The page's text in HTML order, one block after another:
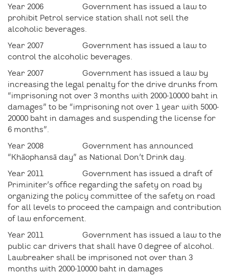
Year 2006 Government has issued a law to
prohibit Petrol service station shall not sell the
alcoholic beverages.
Year 2007 Government has issued a law to
control the alcoholic beverages.
Year 2007 Government has issued a law by
increasing the legal penalty for the drive drunks from
“imprisoning not over 3 months with 2000-10000 baht in
damages” to be “imprisoning not over 1 year with 5000-
20000 baht in damages and suspending the license for
6 months”.
Year 2008 Government has announced
“Khāophansā day” as National Don’t Drink day.
Year 2011 Government has issued a draft of
Priminiter’s office regarding the safety on road by
organizing the policy committee of the safety on road
for all levels to proceed the campaign and contribution
of law enforcement.
Year 2011 Government has issued a law to the
public car drivers that shall have 0 degree of alcohol.
Lawbreaker shall be imprisoned not over than 3
months with 2000-10000 baht in damages